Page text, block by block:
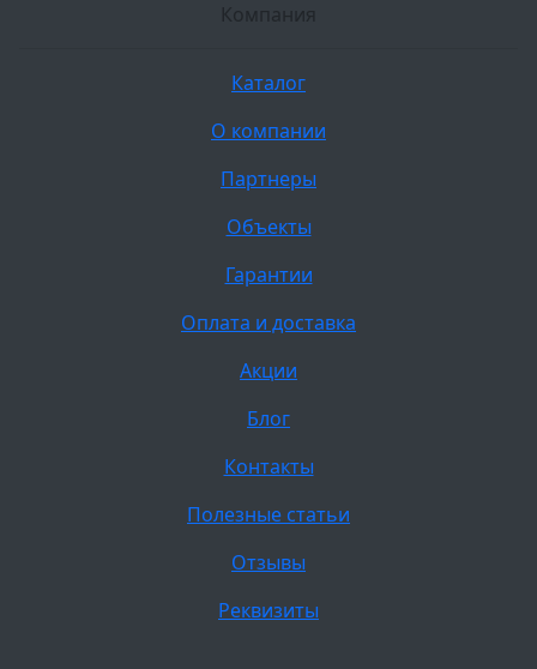
Компания
Каталог
О компании
Партнеры
Объекты
Гарантии
Оплата и доставка
Акции
Блог
Контакты
Полезные статьи
Отзывы
Реквизиты